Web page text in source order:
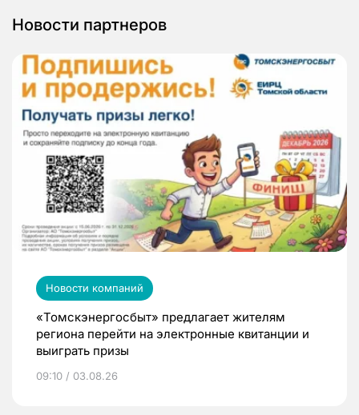
Новости партнеров
Новости компаний
«Томскэнергосбыт» предлагает жителям
региона перейти на электронные квитанции и
выиграть призы
09:10 / 03.08.26